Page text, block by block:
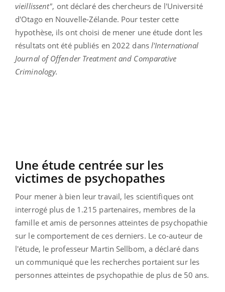
vieillissent", ont déclaré des chercheurs de l'Université
d'Otago en Nouvelle-Zélande. Pour tester cette
hypothèse, ils ont choisi de mener une étude dont les
résultats ont été publiés en 2022 dans l'International
Journal of Offender Treatment and Comparative
Criminology.
Une étude centrée sur les
victimes de psychopathes
Pour mener à bien leur travail, les scientifiques ont
interrogé plus de 1.215 partenaires, membres de la
famille et amis de personnes atteintes de psychopathie
sur le comportement de ces derniers. Le co-auteur de
l'étude, le professeur Martin Sellbom, a déclaré dans
un communiqué que les recherches portaient sur les
personnes atteintes de psychopathie de plus de 50 ans.